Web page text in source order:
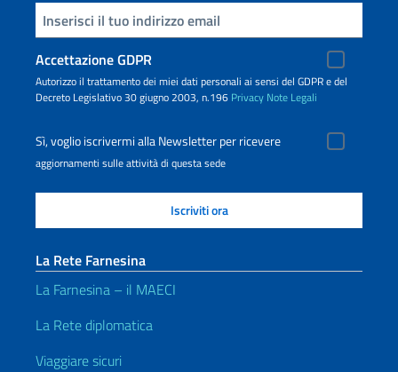
Inserisci la tua email
Accettazione GDPR
Autorizzo il trattamento dei miei dati personali ai sensi del GDPR e del
Decreto Legislativo 30 giugno 2003, n.196 Privacy Note Legali
Sì, voglio iscrivermi alla Newsletter per ricevere
aggiornamenti sulle attività di questa sede
La Rete Farnesina
La Farnesina – il MAECI
La Rete diplomatica
Viaggiare sicuri